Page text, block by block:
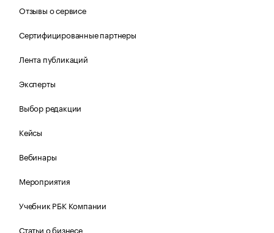
Отзывы о сервисе
Сертифицированные партнеры
Лента публикаций
Эксперты
Выбор редакции
Кейсы
Вебинары
Мероприятия
Учебник РБК Компании
Статьи о бизнесе